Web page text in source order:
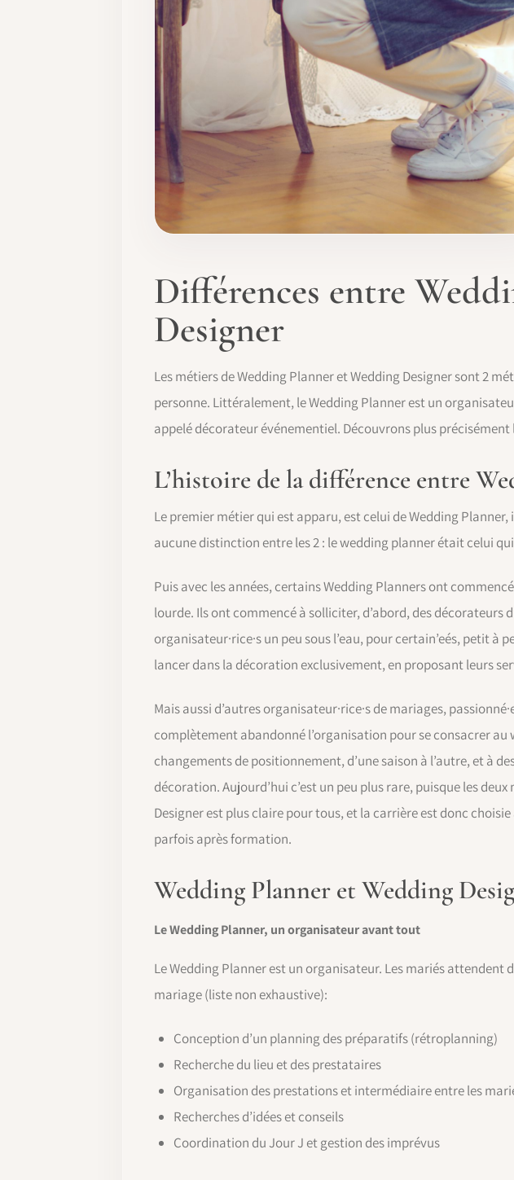
Différences entre
Designer
Les métiers de Wedding Planner et Wedding Designer sont 2
personne. Littéralement, le Wedding Planner est un
appelé décorateur événementiel. Découvrons plus
L’histoire de la différence entre
Le premier métier qui est apparu, est celui de Wedding Planner,
aucune distinction entre les 2 : le wedding planner était celui
Puis avec les années, certains Wedding Planners ont
lourde. Ils ont commencé à solliciter, d’abord, des décorateurs
organisateur·rice·s un peu sous l’eau, pour certain’eés, petit
lancer dans la décoration exclusivement, en proposant leurs
Mais aussi d’autres organisateur·rice·s de mariages,
complètement abandonné l’organisation pour se consacrer au
changements de positionnement, d’une saison à l’autre, et à
décoration. Aujourd’hui c’est un peu plus rare, puisque les
Designer est plus claire pour tous, et la carrière est donc
parfois après formation.
Wedding Planner et Wedding
Le Wedding Planner, un organisateur avant tout
Le Wedding Planner est un organisateur. Les mariés
mariage (liste non exhaustive):
Conception d’un planning des préparatifs (rétroplanning)
Recherche du lieu et des prestataires
Organisation des prestations et intermédiaire entre les
Recherches d’idées et conseils
Coordination du Jour J et gestion des imprévus